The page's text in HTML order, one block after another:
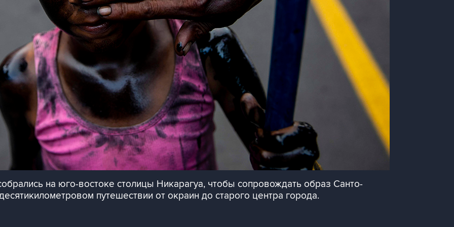
на юго-востоке столицы Никарагуа, чтобы сопровождать образ Санто-
путешествии от окраин до старого центра города.